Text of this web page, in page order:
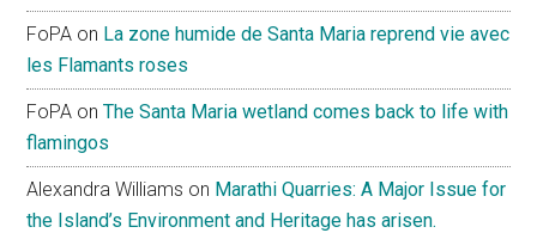
FoPA on La zone humide de Santa Maria reprend vie avec
les Flamants roses
FoPA onThe Santa Maria wetland comes back to life with
flamingos
Alexandra Williams on Marathi Quarries: A Major Issue for
the Island’s Environment and Heritage has arisen.